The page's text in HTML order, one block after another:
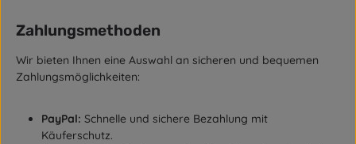
Zahlungsmethoden
Wir bieten Ihnen eine Auswahl an sicheren und bequemen
Zahlungsmöglichkeiten:
PayPal: Schnelle und sichere Bezahlung mit
Käuferschutz.